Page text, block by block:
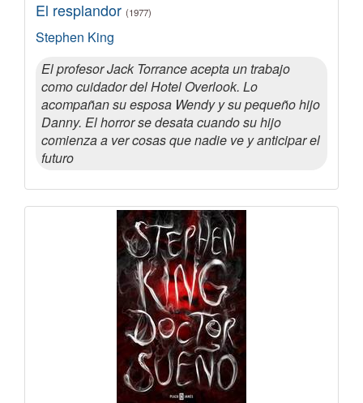
El resplandor (1977)
Stephen King
El profesor Jack Torrance acepta un trabajo
como cuidador del Hotel Overlook. Lo
acompañan su esposa Wendy y su pequeño hijo
Danny. El horror se desata cuando su hijo
comienza a ver cosas que nadie ve y anticipar el
futuro